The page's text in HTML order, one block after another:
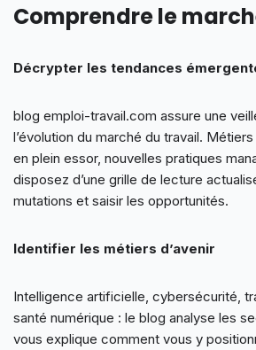
Comprendre le
Décrypter les tendances
blog emploi-travail.com assure une
l’évolution du marché du travail.
en plein essor, nouvelles pratiques
disposez d’une grille de lecture
mutations et saisir les opportunités.
Identifier les métiers d’avenir
Intelligence artificielle, cybersécurité,
santé numérique : le blog analyse les
vous explique comment vous y